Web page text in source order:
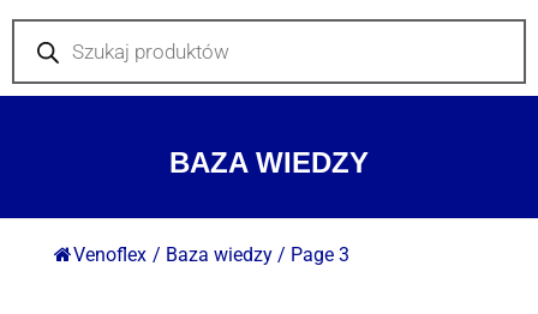
Wyszukiwarka
produktów
BAZA WIEDZY
Venoflex / Baza wiedzy / Page 3